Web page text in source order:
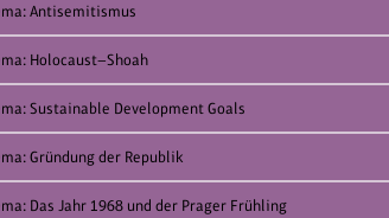
Antisemitismus
Holocaust—Shoah
Sustainable Development Goals
Gründung der Republik
Das Jahr 1968 und der Prager Frühling